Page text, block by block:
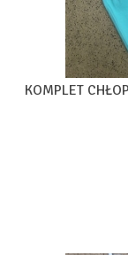
KOMPLET